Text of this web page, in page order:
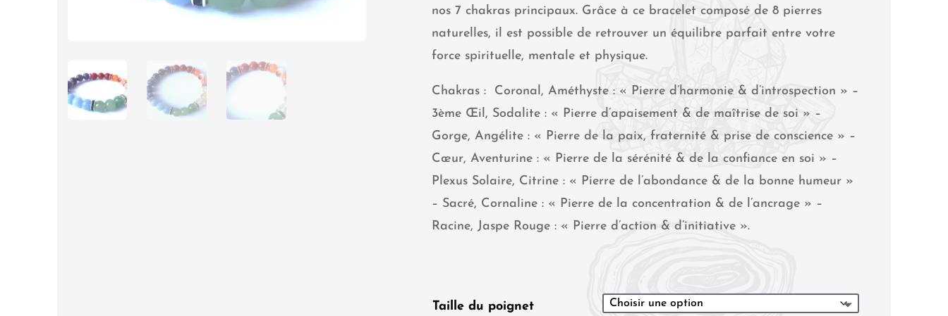
29,00 €
À
nos 7 chakras principaux. Grâce à ce bracelet composé de 8 pierres
naturelles, il est possible de retrouver un équilibre parfait entre votre
force spirituelle, mentale et physique.
Chakras : Coronal, Améthyste : « Pierre d’harmonie & d’introspection » –
3ème Œil, Sodalite : « Pierre d’apaisement & de maîtrise de soi » –
Gorge, Angélite : « Pierre de la paix, fraternité & prise de conscience » –
Cœur, Aventurine : « Pierre de la sérénité & de la confiance en soi » –
Plexus Solaire, Citrine : « Pierre de l’abondance & de la bonne humeur »
– Sacré, Cornaline : « Pierre de la concentration & de l’ancrage » –
Racine, Jaspe Rouge : « Pierre d’action & d’initiative ».
Taille du poignet